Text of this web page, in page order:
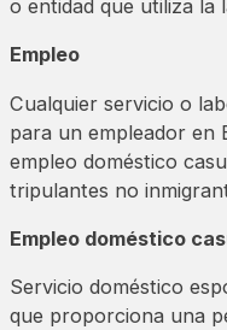
o entidad que utiliza
Empleo
Cualquier servicio o
para un empleador en
empleo doméstico
tripulantes no
Empleo doméstico
Servicio doméstico
que proporciona una